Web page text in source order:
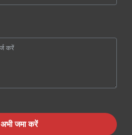
अभी जमा करें